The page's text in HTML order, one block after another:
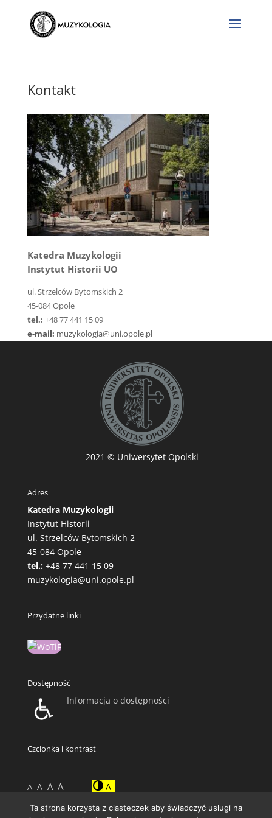
Kontakt
Katedra Muzykologii
Instytut Historii UO
ul. Strzelców Bytomskich 2
45-084 Opole
tel.: +48 77 441 15 09
e-mail: muzykologia@uni.opole.pl
2021 © Uniwersytet Opolski
Adres
Katedra Muzykologii
Instytut Historii
ul. Strzelców Bytomskich 2
45-084 Opole
tel.:+48 77 441 15 09
muzykologia@uni.opole.pl
Przydatne linki
Dostępność
Informacja o dostępności
Czcionka i kontrast
A A A A A
Ta strona korzysta z ciasteczek aby świadczyć usługi na